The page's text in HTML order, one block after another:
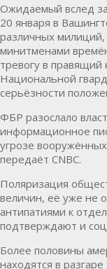
Ожидаемый вслед
20 января в
различных
минитменами
тревогу в правящий
Национальной
серьёзности
ФБР разослало
информационное
угрозе
передаёт CNBC.
Поляризация
величин, её уже не
антипатиями к
подтверждают и
Более половины
находятся в